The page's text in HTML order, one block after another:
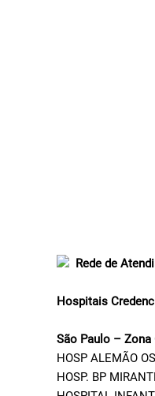
Rede de
Hospitais
São Paulo – Zona
HOSP ALEMÃO
HOSP. BP